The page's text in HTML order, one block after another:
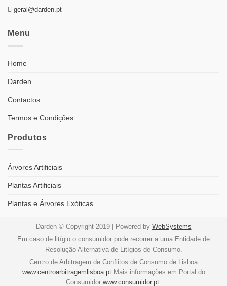
geral@darden.pt
Menu
Home
Darden
Contactos
Termos e Condições
Produtos
Árvores Artificiais
Plantas Artificiais
Plantas e Árvores Exóticas
Darden © Copyright 2019 | Powered by WebSystems
Em caso de litígio o consumidor pode recorrer a uma Entidade de
Resolução Alternativa de Litígios de Consumo.
Centro de Arbitragem de Conflitos de Consumo de Lisboa
www.centroarbitragemlisboa.ptMais informações em Portal do
Consumidor www.consumidor.pt.